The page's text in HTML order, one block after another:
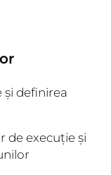
definirea
de execuție și